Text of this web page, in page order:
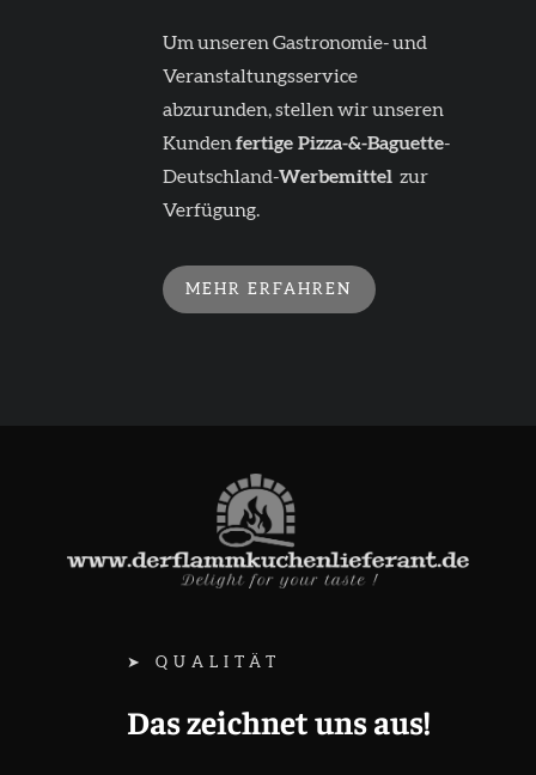
Um unseren Gastronomie- und
Veranstaltungsservice
abzurunden, stellen wir unseren
Kunden fertige Pizza-&-Baguette-
Deutschland-Werbemittel zur
Verfügung.
MEHR ERFAHREN
➤ QUALITÄT
Das zeichnet uns aus!